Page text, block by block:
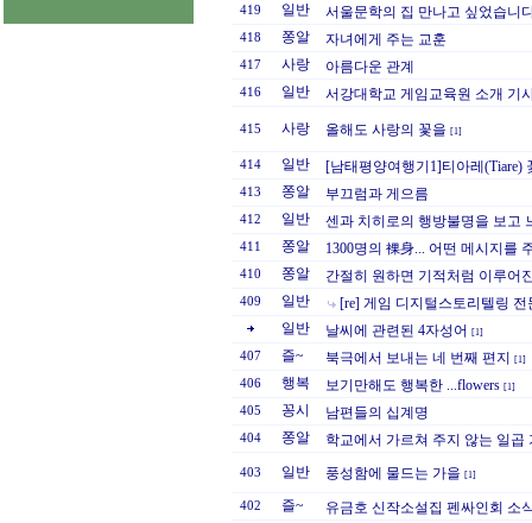
419 일반 서울문학의 집 만나고 싶었습니
418 쫑알 자녀에게 주는 교훈
417 사랑 아름다운 관계
416 일반 서강대학교 게임교육원 소개 기
415 사랑 올해도 사랑의 꽃을 [1]
414 일반 [남태평양여행기1]티아레(Tiare)
413 쫑알 부끄럼과 게으름
412 일반 센과 치히로의 행방불명을 보고
411 쫑알 1300명의 裸身... 어떤 메시지를
410 쫑알 간절히 원하면 기적처럼 이루어
409 일반
[re] 게임 디지털스토리텔링
일반
날씨에 관련된 4자성어 [1]
407 즐~ 북극에서 보내는 네 번째 편지 [1]
406 행복 보기만해도 행복한 ...flowers [1]
405 꽁시 남편들의 십계명
404 쫑알 학교에서 가르쳐 주지 않는 일곱
403 일반 풍성함에 물드는 가을 [1]
402 즐~ 유금호 신작소설집 펜싸인회 소